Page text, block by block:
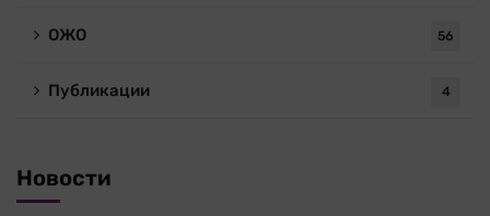
ОЖО 56
Публикации 4
Новости